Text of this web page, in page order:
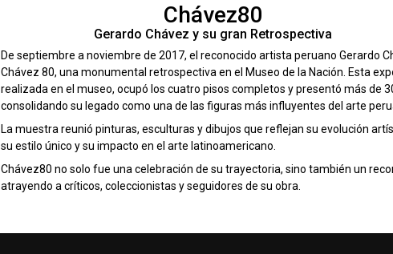
Chávez80
Gerardo Chávez y su gran Retrospectiva
De septiembre a noviembre de 2017, el reconocido artista peruano Gerardo
Chávez 80, una monumental retrospectiva en el Museo de la Nación. Esta
realizada en el museo, ocupó los cuatro pisos completos y presentó más de
consolidando su legado como una de las figuras más influyentes del arte
La muestra reunió pinturas, esculturas y dibujos que reflejan su evolución
su estilo único y su impacto en el arte latinoamericano.
Chávez80 no solo fue una celebración de su trayectoria, sino también un
atrayendo a críticos, coleccionistas y seguidores de su obra.